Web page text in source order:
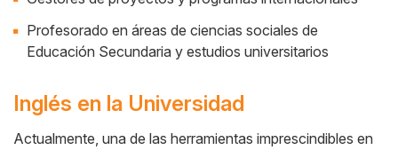
Profesorado en áreas de ciencias sociales de
Educación Secundaria y estudios universitarios
Inglés en la Universidad
Actualmente, una de las herramientas imprescindibles en